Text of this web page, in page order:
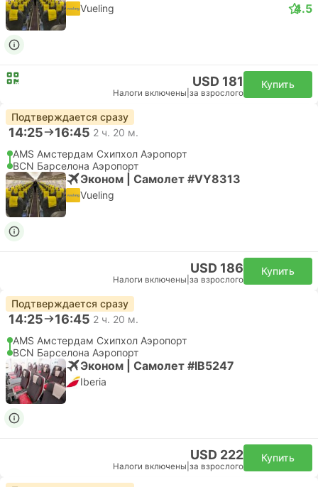
Vueling 4.5
USD 181
Налоги включены за взрослого
Купить
Подтверждается сразу
14:25 16:45 2 ч. 20 м.
AMS Амстердам Cхипхол Аэропорт
BCN Барселона Аэропорт
Эконом | Самолет #VY8313
Vueling
USD 186
Налоги включены за взрослого
Купить
Подтверждается сразу
14:25 16:45 2 ч. 20 м.
AMS Амстердам Cхипхол Аэропорт
BCN Барселона Аэропорт
Эконом | Самолет #IB5247
Iberia
USD 222
Налоги включены за взрослого
Купить